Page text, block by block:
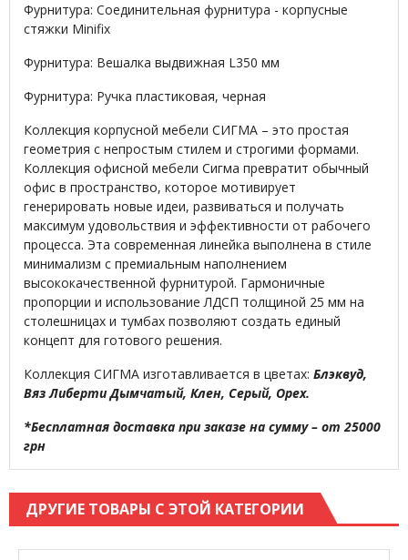
Фурнитура: Соединительная фурнитура - корпусные
стяжки Minifix
Фурнитура: Вешалка выдвижная L350 мм
Фурнитура: Ручка пластиковая, черная
Коллекция корпусной мебели СИГМА – это простая
геометрия с непростым стилем и строгими формами.
Коллекция офисной мебели Сигма превратит обычный
офис в пространство, которое мотивирует
генерировать новые идеи, развиваться и получать
максимум удовольствия и эффективности от рабочего
процесса. Эта современная линейка выполнена в стиле
минимализм с премиальным наполнением
высококачественной фурнитурой. Гармоничные
пропорции и использование ЛДСП толщиной 25 мм на
столешницах и тумбах позволяют создать единый
концепт для готового решения.
Коллекция СИГМА изготавливается в цветах: Блэквуд,
Вяз Либерти Дымчатый, Клен, Серый, Орех.
*Бесплатная доставка при заказе на сумму – от 25000
грн
ДРУГИЕ ТОВАРЫ С ЭТОЙ КАТЕГОРИИ